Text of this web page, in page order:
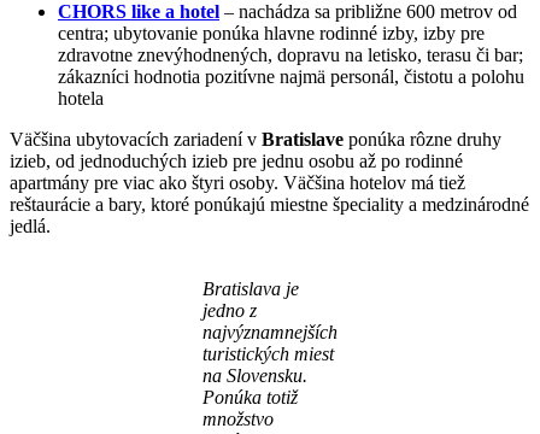
CHORS like a hotel – nachádza sa približne 600 metrov od
centra; ubytovanie ponúka hlavne rodinné izby, izby pre
zdravotne znevýhodnených, dopravu na letisko, terasu či bar;
zákazníci hodnotia pozitívne najmä personál, čistotu a polohu
hotela
Väčšina ubytovacích zariadení v Bratislave ponúka rôzne druhy
izieb, od jednoduchých izieb pre jednu osobu až po rodinné
apartmány pre viac ako štyri osoby. Väčšina hotelov má tiež
reštaurácie a bary, ktoré ponúkajú miestne špeciality a medzinárodné
jedlá.
Bratislava je
jedno z
najvýznamnejších
turistických miest
na Slovensku.
Ponúka totiž
množstvo